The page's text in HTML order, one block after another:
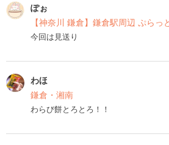
ぽぉ
【神奈川 鎌倉】鎌倉駅周辺 ぷらっ
今回は見送り
わほ
鎌倉・湘南
わらび餅とろとろ！！